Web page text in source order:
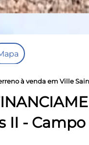
à venda em Ville
II -